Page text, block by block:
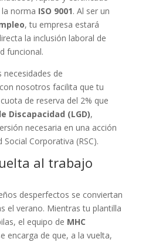
norma ISO 9001. Al ser un
, tu empresa estará
la inclusión laboral de
funcional.
de
nosotros facilita que tu
de reserva del 2% que
Discapacidad (LGD),
necesaria en una acción
Corporativa (RSC).
al trabajo
desperfectos se conviertan
el verano. Mientras tu plantilla
el equipo de MHC
encarga de que, a la vuelta,